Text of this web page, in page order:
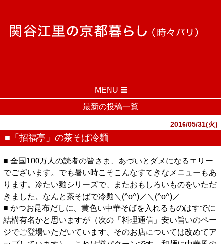
MENU
最新の投稿一覧
2016/05/31(火)
■「招福亭」の茶そば冷麺
■ 全国100万人の読者の皆さま、あづいとダメになるエリー
でございます。でも暑い時こそこんなすてきなメニューもあ
ります。冷たい麺シリーズで、またおもしろいものをいただ
きました。なんと茶そばで冷麺＼(^o^)／＼(^o^)／
■ かつお昆布だしに、黄色い中華そばを入れるものはすでに
結構有名かと思いますが（次の「料理通信」安い旨いのペー
ジでご登場いただいています、そのお店については改めてア